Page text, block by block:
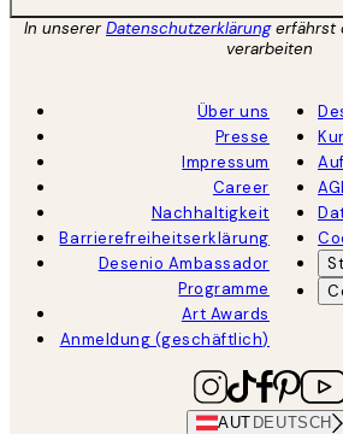
In unsererDatenschutzerklärungerfährst
verarbeiten
Über uns
Presse
Impressum
Career
Nachhaltigkeit
Barrierefreiheitserklärung
Desenio Ambassador
Programme
Art Awards
Anmeldung (geschäftlich)
AUT DEUTSCH